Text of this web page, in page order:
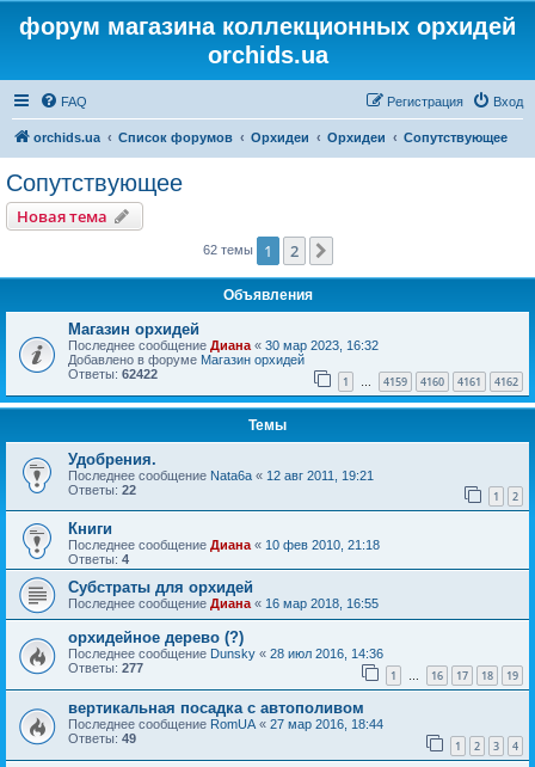
форум магазина коллекционных орхидей
orchids.ua
FAQ Вход
Регистрация
orchids.ua Список форумов Орхидеи Орхидеи Сопутствующее
Сопутствующее
Новая тема
62 темы 1 2
Объявления
Магазин орхидей
Последнее сообщение Диана « 30 мар 2023, 16:32
Добавлено в форуме Магазин орхидей
Ответы: 62422 1 … 4159 4160 4161 4162
Темы
Удобрения.
Последнее сообщение Nata6a « 12 авг 2011, 19:21
Ответы: 22 1 2
Книги
Последнее сообщение Диана « 10 фев 2010, 21:18
Ответы: 4
Субстраты для орхидей
Последнее сообщение Диана « 16 мар 2018, 16:55
орхидейное дерево (?)
Последнее сообщение Dunsky « 28 июл 2016, 14:36
Ответы: 277 1 … 16 17 18 19
вертикальная посадка с автополивом
Последнее сообщение RomUA « 27 мар 2016, 18:44
Ответы: 49 1 2 3 4